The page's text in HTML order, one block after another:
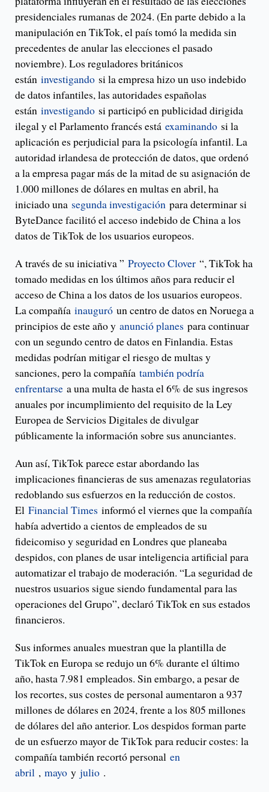
presidenciales rumanas de 2024. (En parte debido a la
manipulación en TikTok, el país tomó la medida sin
precedentes de anular las elecciones el pasado
noviembre). Los reguladores británicos
están investigando si la empresa hizo un uso indebido
de datos infantiles, las autoridades españolas
están investigando si participó en publicidad dirigida
ilegal y el Parlamento francés está examinando si la
aplicación es perjudicial para la psicología infantil. La
autoridad irlandesa de protección de datos, que ordenó
a la empresa pagar más de la mitad de su asignación de
1.000 millones de dólares en multas en abril, ha
iniciado una segunda investigación para determinar si
ByteDance facilitó el acceso indebido de China a los
datos de TikTok de los usuarios europeos.
A través de su iniciativa ” Proyecto Clover “, TikTok ha
tomado medidas en los últimos años para reducir el
acceso de China a los datos de los usuarios europeos.
La compañía inauguró un centro de datos en Noruega a
principios de este año y anunció planes para continuar
con un segundo centro de datos en Finlandia. Estas
medidas podrían mitigar el riesgo de multas y
sanciones, pero la compañía también podría
enfrentarse a una multa de hasta el 6% de sus ingresos
anuales por incumplimiento del requisito de la Ley
Europea de Servicios Digitales de divulgar
públicamente la información sobre sus anunciantes.
Aun así, TikTok parece estar abordando las
implicaciones financieras de sus amenazas regulatorias
redoblando sus esfuerzos en la reducción de costos.
El Financial Times informó el viernes que la compañía
había advertido a cientos de empleados de su
fideicomiso y seguridad en Londres que planeaba
despidos, con planes de usar inteligencia artificial para
automatizar el trabajo de moderación. “La seguridad de
nuestros usuarios sigue siendo fundamental para las
operaciones del Grupo”, declaró TikTok en sus estados
financieros.
Sus informes anuales muestran que la plantilla de
TikTok en Europa se redujo un 6% durante el último
año, hasta 7.981 empleados. Sin embargo, a pesar de
los recortes, sus costes de personal aumentaron a 937
millones de dólares en 2024, frente a los 805 millones
de dólares del año anterior. Los despidos forman parte
de un esfuerzo mayor de TikTok para reducir costes: la
compañía también recortó personal en
abril , mayo y julio .